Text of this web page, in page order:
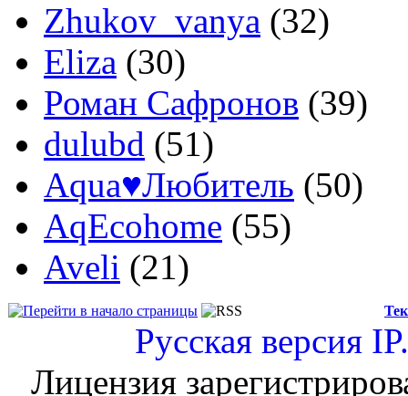
Zhukov_vanya (32)
Eliza (30)
Роман Сафронов (39)
dulubd (51)
Aqua♥Любитель (50)
AqEcohome (55)
Aveli (21)
Русская версия
Лицензия